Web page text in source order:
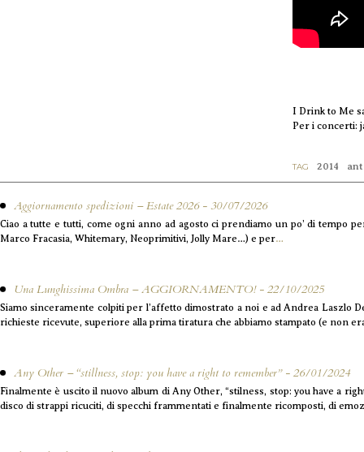
I Drink to Me
Per i concerti:
TAG 2014
Aggiornamento spedizioni – Estate 2026 - 30/07/2026
Ciao a tutte e tutti, come ogni anno ad agosto ci prendiamo un po’ di tempo
Marco Fracasia, Whitemary, Neoprimitivi, Jolly Mare…) e per…
Una Lunghissima Ombra – AGGIORNAMENTO! - 22/10/2025
Siamo sinceramente colpiti per l’affetto dimostrato a noi e ad Andrea Laszlo
richieste ricevute, superiore alla prima tiratura che abbiamo stampato (e non
Any Other – “stillness, stop: you have a right to remember” - 26/01/2024
Finalmente è uscito il nuovo album di Any Other, “stilness, stop: you have a
disco di strappi ricuciti, di specchi frammentati e finalmente ricomposti, di